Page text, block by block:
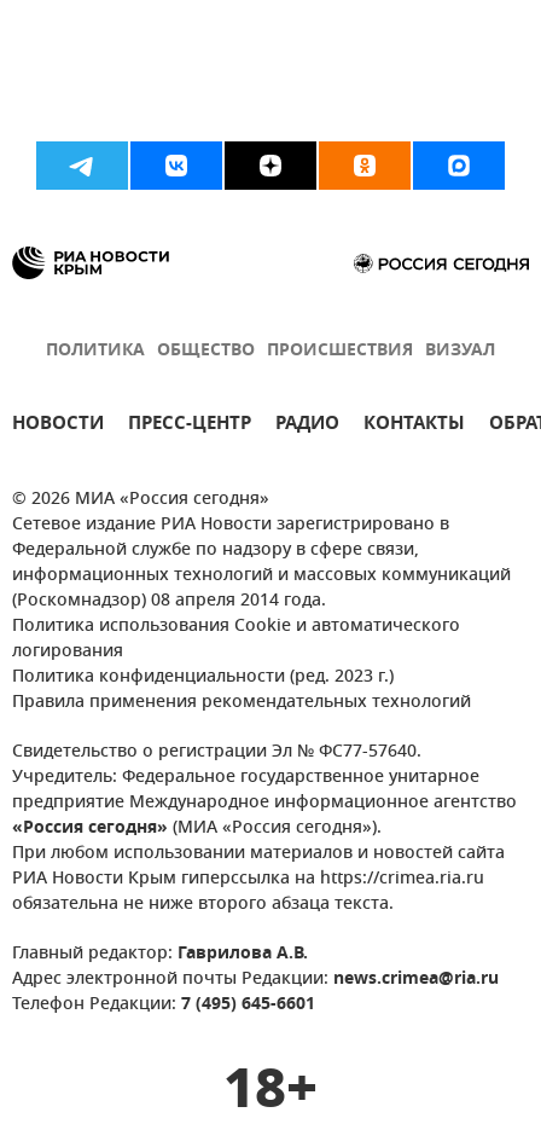
ПОЛИТИКА ОБЩЕСТВО ПРОИСШЕСТВИЯ ВИЗУАЛ
НОВОСТИ ПРЕСС-ЦЕНТР РАДИО КОНТАКТЫ
© 2026 МИА «Россия сегодня»
Сетевое издание РИА Новости зарегистрировано в
Федеральной службе по надзору в сфере связи,
информационных технологий и массовых коммуникаций
(Роскомнадзор) 08 апреля 2014 года.
Политика использования Cookie и автоматического
логирования
Политика конфиденциальности (ред. 2023 г.)
Правила применения рекомендательных технологий
Свидетельство о регистрации Эл № ФС77-57640.
Учредитель: Федеральное государственное унитарное
предприятие Международное информационное агентство
«Россия сегодня» (МИА «Россия сегодня»).
При любом использовании материалов и новостей сайта
РИА Новости Крым гиперссылка на https://crimea.ria.ru
обязательна не ниже второго абзаца текста.
Главный редактор: Гаврилова А.В.
Адрес электронной почты Редакции: news.crimea@ria.ru
Телефон Редакции: 7 (495) 645-6601
18+